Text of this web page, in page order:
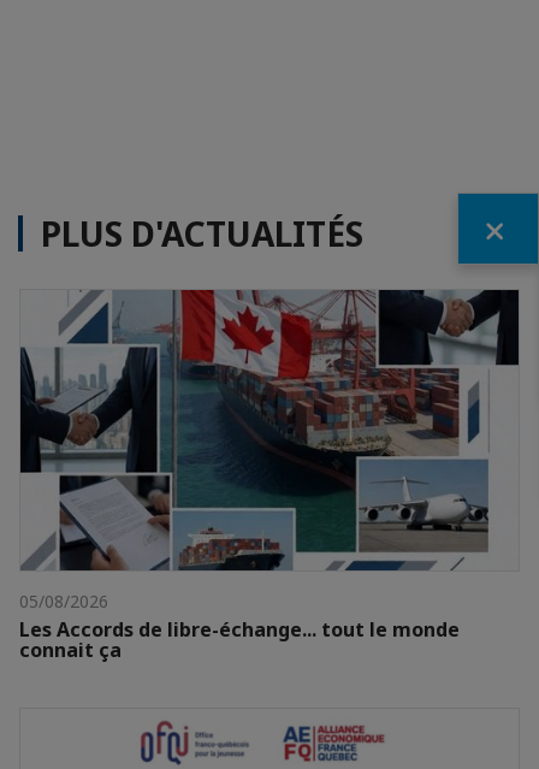
PLUS D'ACTUALITÉS
05/08/2026
Les Accords de libre-échange... tout le monde
connait ça